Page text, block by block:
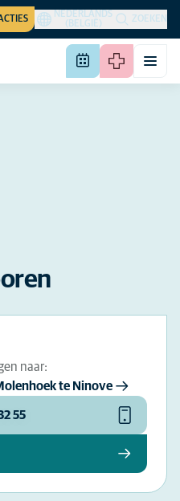
NEDERLANDS
(BELGIË)
ZOEKEN
naar:
te Ninove
55